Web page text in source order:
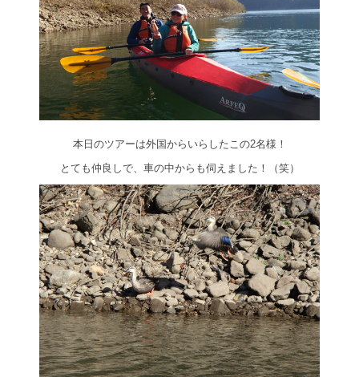
本日のツアーは外国からいらしたこの2名様！
とても仲良しで、車の中からも伺えました！（笑）